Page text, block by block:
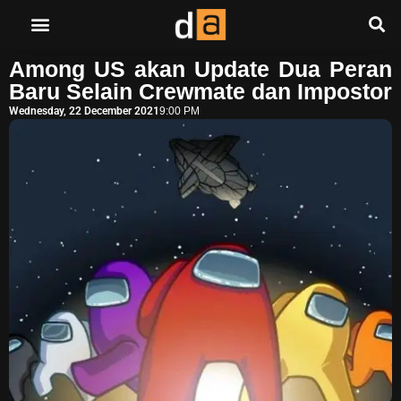
Among US akan Update Dua Peran
Baru Selain Crewmate dan Impostor
Wednesday, 22 December 20219:00 PM